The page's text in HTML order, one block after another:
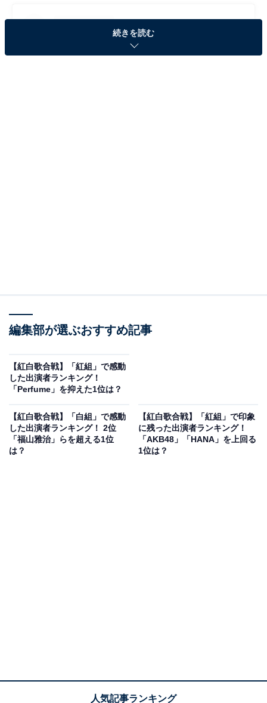
2位はHANAでした。HANAは、オーディション「No No
戦』には、プロデュースを手掛けるちゃんみなさんと共
に初出場を果たしました。
注目を集めたステージでは、オリコンの「年間合算シン
グルランキング」で1位を獲得したメジャーデビュー曲
『ROSE』を披露。メンバーは真っ赤な衣装に身を包
続きを読む
編集部が選ぶおすすめ記事
【紅白歌合戦】「紅組」で感動
した出演者ランキング！
「Perfume」を抑えた1位は？
【紅白歌合戦】「白組」で感動
した出演者ランキング！ 2位
「福山雅治」らを超える1位
は？
【紅白歌合戦】「紅組」で印象
に残った出演者ランキング！
「AKB48」「HANA」を上回る
1位は？